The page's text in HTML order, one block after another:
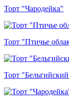
Торт "Чародейка"
Торт "Птичье
Торт